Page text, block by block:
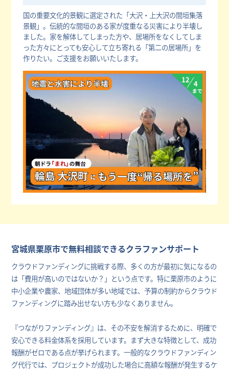
国の重要文化的景観に選定された「大沢・上大沢の間垣集落
景観」。伝統的な間垣のある家が度重なる災害により半壊し
ました。家を解体してしまった方や、居場所をなくしてしま
った方々にとっても安心して立ち寄れる「第二の居場所」を
作りたい。ご支援をお願いいたします。
宮城県栗原市で無料相談できるクラファンサポート
クラウドファンディングに挑戦する際、多くの方が最初に気になるの
は「費用が高いのではないか？」という点です。特に栗原市のように
中小企業や農家、地域団体が多い地域では、予算の制約からクラウド
ファンディングに踏み出せない方も少なくありません。
『つながりファンディング』は、その不安を解消するために、明確で
安心できる料金体系を採用しています。まず大きな特徴として、成功
報酬がゼロである点が挙げられます。一般的なクラウドファンディン
グ代行では、プロジェクトが成功した場合に高額な報酬が発生するケ